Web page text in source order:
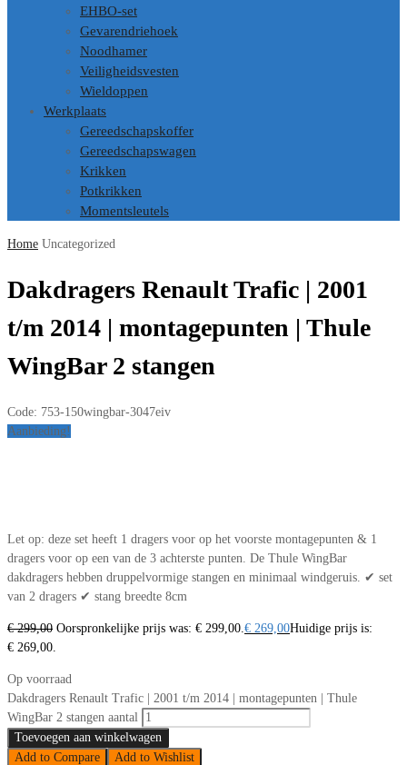
EHBO-set
Gevarendriehoek
Noodhamer
Veiligheidsvesten
Wieldoppen
Werkplaats
Gereedschapskoffer
Gereedschapswagen
Krikken
Potkrikken
Momentsleutels
Home Uncategorized
Dakdragers Renault Trafic | 2001
t/m 2014 | montagepunten | Thule
WingBar 2 stangen
Code: 753-150wingbar-3047eiv
Aanbieding!
Let op: deze set heeft 1 dragers voor op het voorste montagepunten & 1
dragers voor op een van de 3 achterste punten. De Thule WingBar
dakdragers hebben druppelvormige stangen en minimaal windgeruis. ✔ set
van 2 dragers ✔ stang breedte 8cm
€299,00 Oorspronkelijke prijs was: € 299,00. € 269,00Huidige prijs is:
€ 269,00.
Op voorraad
Dakdragers Renault Trafic | 2001 t/m 2014 | montagepunten | Thule
WingBar 2 stangen aantal
Toevoegen aan winkelwagen
Add to Compare
Add to Wishlist